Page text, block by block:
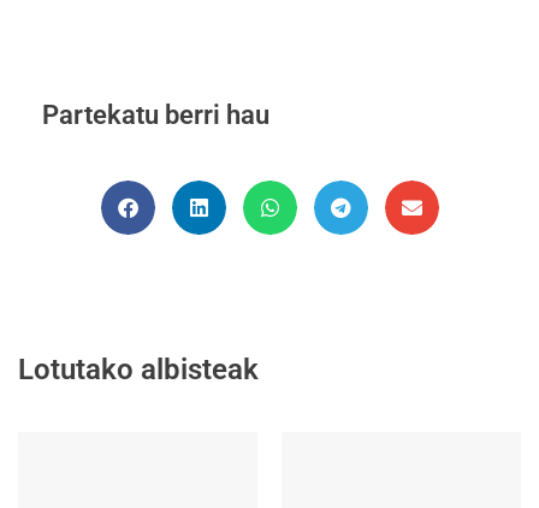
Partekatu berri hau
Lotutako albisteak